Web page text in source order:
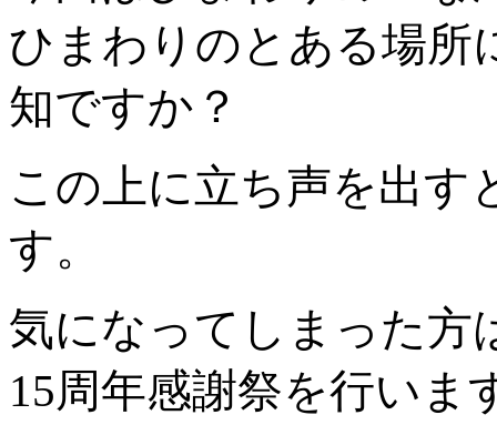
ひまわりのとある場所
知ですか？
この上に立ち声を出す
す。
気になってしまった方
15周年感謝祭を行いま